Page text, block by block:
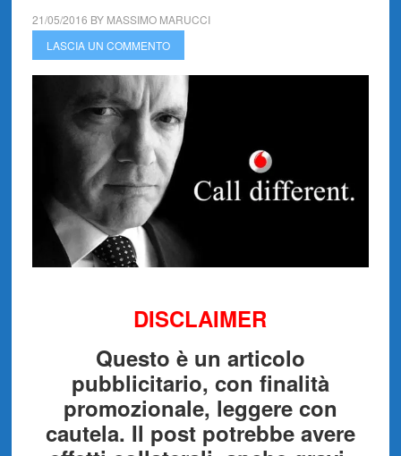
21/05/2016 BY MASSIMO MARUCCI
LASCIA UN COMMENTO
DISCLAIMER
Questo è un articolo
pubblicitario, con finalità
promozionale, leggere con
cautela. Il post potrebbe avere